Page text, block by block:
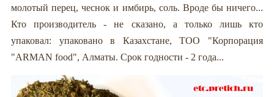
молотый перец, чеснок и имбирь, соль. Вроде бы ничего...
Кто производитель - не сказано, а только лишь кто
упаковал: упаковано в Казахстане, ТОО "Корпорация
"ARMAN food", Алматы. Срок годности - 2 года...